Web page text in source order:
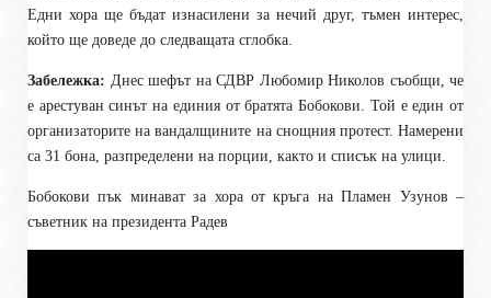
Едни хора ще бъдат изнасилени за нечий друг, тъмен интерес,
който ще доведе до следващата сглобка.
Забележка: Днес шефът на СДВР Любомир Николов съобщи, че
е арестуван синът на единия от братята Бобокови. Той е един от
организаторите на вандалщините на снощния протест. Намерени
са 31 бона, разпределени на порции, както и списък на улици.
Бобокови пък минават за хора от кръга на Пламен Узунов –
съветник на президента Радев